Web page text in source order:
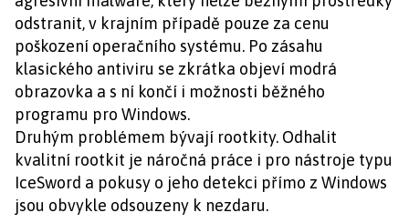
odstranit, v krajním případě pouze za cenu
poškození operačního systému. Po zásahu
klasického antiviru se zkrátka objeví modrá
obrazovka a s ní končí i možnosti běžného
programu pro Windows.
Druhým problémem bývají rootkity. Odhalit
kvalitní rootkit je náročná práce i pro nástroje typu
IceSword a pokusy o jeho detekci přímo z Windows
jsou obvykle odsouzeny k nezdaru.